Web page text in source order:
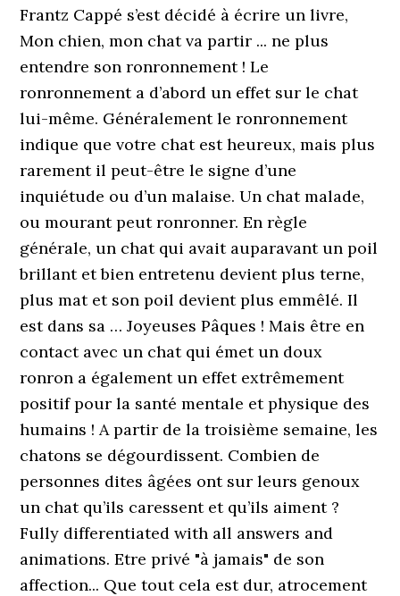
Frantz Cappé s’est décidé à écrire un livre,
Mon chien, mon chat va partir ... ne plus
entendre son ronronnement ! Le
ronronnement a d’abord un effet sur le chat
lui-même. Généralement le ronronnement
indique que votre chat est heureux, mais plus
rarement il peut-être le signe d’une
inquiétude ou d’un malaise. Un chat malade,
ou mourant peut ronronner. En règle
générale, un chat qui avait auparavant un poil
brillant et bien entretenu devient plus terne,
plus mat et son poil devient plus emmêlé. Il
est dans sa … Joyeuses Pâques ! Mais être en
contact avec un chat qui émet un doux
ronron a également un effet extrêmement
positif pour la santé mentale et physique des
humains ! A partir de la troisième semaine, les
chatons se dégourdissent. Combien de
personnes dites âgées ont sur leurs genoux
un chat qu’ils caressent et qu’ils aiment ?
Fully differentiated with all answers and
animations. Etre privé "à jamais" de son
affection... Que tout cela est dur, atrocement